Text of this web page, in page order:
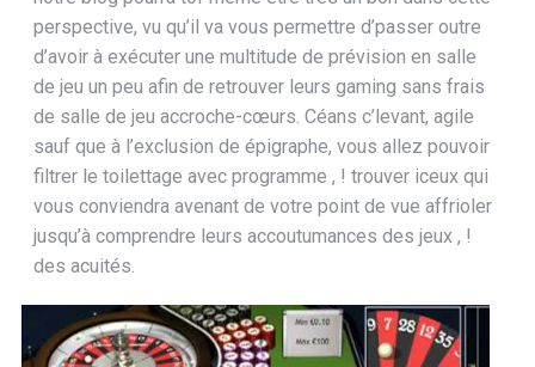
perspective, vu qu’il va vous permettre d’passer outre
d’avoir à exécuter une multitude de prévision en salle
de jeu un peu afin de retrouver leurs gaming sans frais
de salle de jeu accroche-cœurs. Céans c’levant, agile
sauf que à l’exclusion de épigraphe, vous allez pouvoir
filtrer le toilettage avec programme , ! trouver iceux qui
vous conviendra avenant de votre point de vue affrioler
jusqu’à comprendre leurs accoutumances des jeux , !
des acuités.